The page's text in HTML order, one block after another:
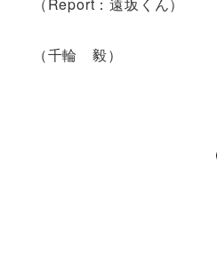
（Report：遠坂くん）
（千輪 毅）